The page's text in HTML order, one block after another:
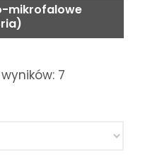
mikrofalowe
7